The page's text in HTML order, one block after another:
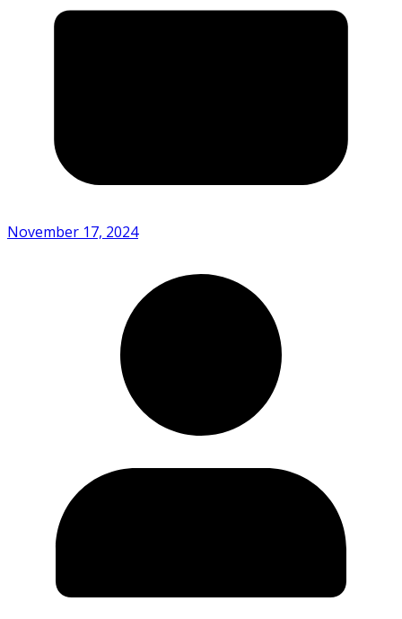
November 17, 2024